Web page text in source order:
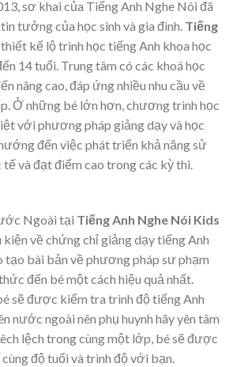
sơ khai của Tiếng Anh Nghe Nói đã
tưởng của học sinh và gia đình. Tiếng
thiết kế lộ trình học tiếng Anh khoa học
14 tuổi. Trung tâm có các khoá học
nâng cao, đáp ứng nhiều nhu cầu về
Ở những bé lớn hơn, chương trình học
với phương pháp giảng dạy và học
đến việc phát triển khả năng sử
và đạt điểm cao trong các kỳ thi.
Ngoài tại Tiếng Anh Nghe Nói Kids
về chứng chỉ giảng dạy tiếng Anh
tạo bài bản về phương pháp sư phạm
đến bé một cách hiệu quả nhất.
sẽ được kiểm tra trình độ tiếng Anh
nước ngoài nên phụ huynh hãy yên tâm
lệch trong cùng một lớp, bé sẽ được
độ tuổi và trình độ với bạn.